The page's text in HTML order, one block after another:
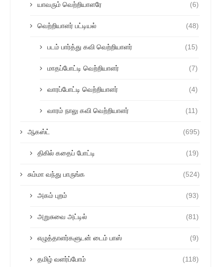
யாவரும் வெற்றியாளரே (6)
வெற்றியாளர் பட்டியல் (48)
படம் பார்த்து கவி வெற்றியாளர் (15)
மாதப்போட்டி வெற்றியாளர் (7)
வாரப்போட்டி வெற்றியாளர் (4)
வாரம் நாலு கவி வெற்றியாளர் (11)
ஆகஸ்ட் (695)
திகில் கதைப் போட்டி (19)
சும்மா வந்து பாருங்க (524)
அகம் புறம் (93)
அறுசுவை அட்டில் (81)
எழுத்தாளர்களுடன் டைம் பாஸ் (9)
தமிழ் வளர்ப்போம் (118)